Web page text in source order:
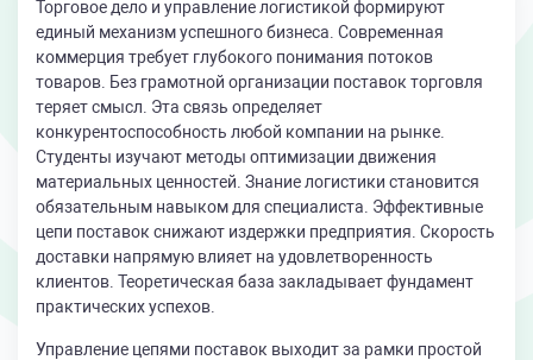
Торговое дело и управление логистикой формируют
единый механизм успешного бизнеса. Современная
коммерция требует глубокого понимания потоков
товаров. Без грамотной организации поставок торговля
теряет смысл. Эта связь определяет
конкурентоспособность любой компании на рынке.
Студенты изучают методы оптимизации движения
материальных ценностей. Знание логистики становится
обязательным навыком для специалиста. Эффективные
цепи поставок снижают издержки предприятия. Скорость
доставки напрямую влияет на удовлетворенность
клиентов. Теоретическая база закладывает фундамент
практических успехов.
Управление цепями поставок выходит за рамки простой